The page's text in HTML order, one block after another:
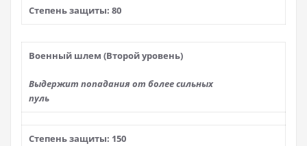
Степень защиты: 80
Военный шлем (Второй уровень)
Выдержит попадания от более сильных
пуль
Степень защиты: 150